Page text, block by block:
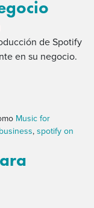
de Spotify
en su negocio.
Music for
, spotify on